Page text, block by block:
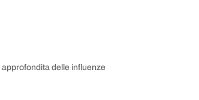
approfondita delle influenze